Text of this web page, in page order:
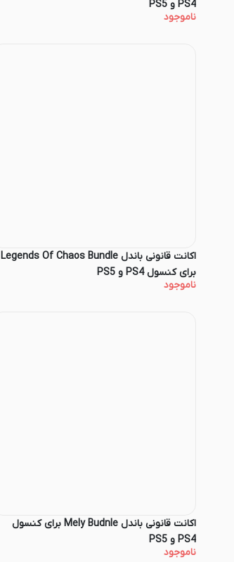
PS4 و PS5
ناموجود
اکانت قانونی باندل Legends Of Chaos Bundle
برای کنسول PS4 و PS5
ناموجود
اکانت قانونی باندل Mely Budnle برای کنسول
PS4 و PS5
ناموجود